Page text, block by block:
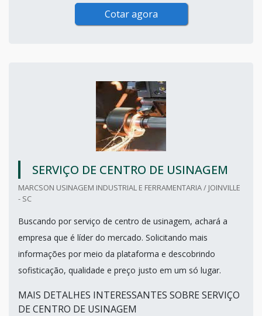
Cotar agora
SERVIÇO DE CENTRO DE USINAGEM
MARCSON USINAGEM INDUSTRIAL E FERRAMENTARIA / JOINVILLE
- SC
Buscando por serviço de centro de usinagem, achará a
empresa que é líder do mercado. Solicitando mais
informações por meio da plataforma e descobrindo
sofisticação, qualidade e preço justo em um só lugar.
MAIS DETALHES INTERESSANTES SOBRE SERVIÇO
DE CENTRO DE USINAGEM